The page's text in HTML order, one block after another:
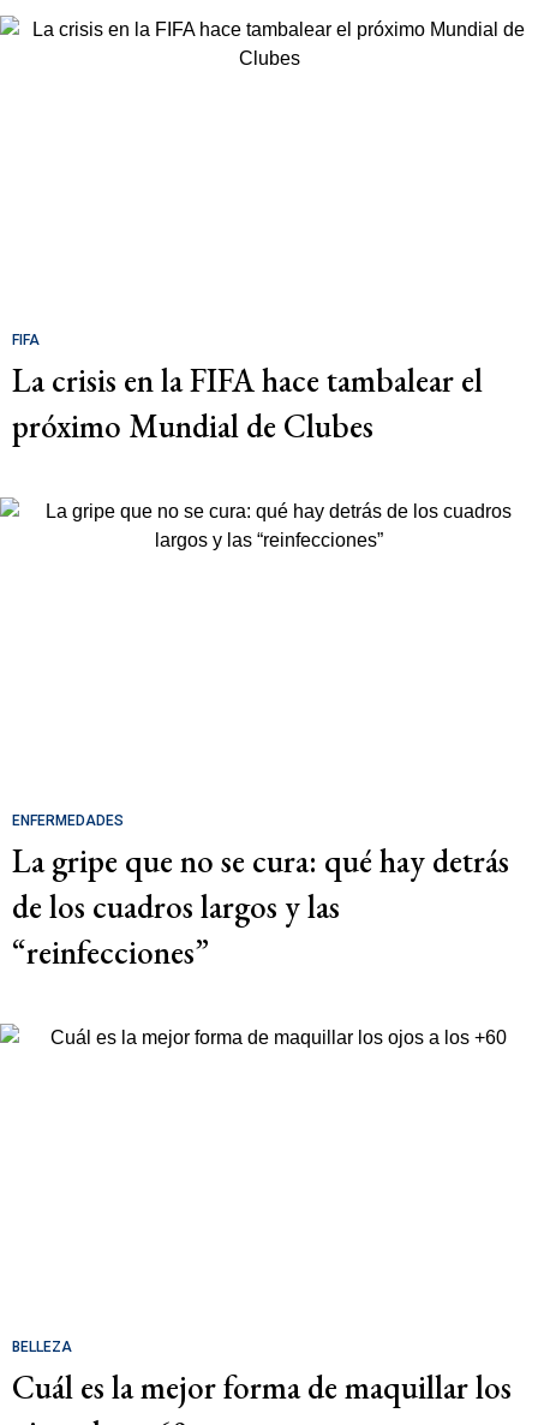
FIFA
La crisis en la FIFA hace tambalear el
próximo Mundial de Clubes
ENFERMEDADES
La gripe que no se cura: qué hay detrás
de los cuadros largos y las
“reinfecciones”
BELLEZA
Cuál es la mejor forma de maquillar los